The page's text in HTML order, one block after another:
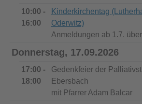
10:00 -
16:00
Kinderkirchentag
Oderwitz)
Anmeldungen ab 1.7.
Donnerstag, 17.09.2026
17:00 -
18:00
Gedenkfeier der
Ebersbach
mit Pfarrer Adam Balcar